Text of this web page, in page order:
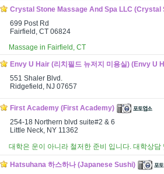
Crystal Stone Massage And Spa LLC (Crystal
699 Post Rd
Fairfield, CT 06824
Massage in Fairfield, CT
Envy U Hair (리치필드 뉴저지 미용실) (Envy U
551 Shaler Blvd.
Ridgefield, NJ 07657
First Academy (First Academy)
254-18 Northern blvd suite#2 & 6
Little Neck, NY 11362
대학은 운이 아니라 철저한 준비 입니다. 대학상
Hatsuhana 하스하나 (Japanese Sushi)